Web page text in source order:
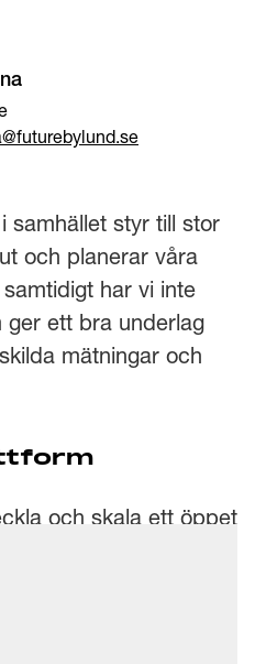
samhället styr till stor
och planerar våra
har vi inte
ger ett bra underlag
mätningar och
och skala ett öppet